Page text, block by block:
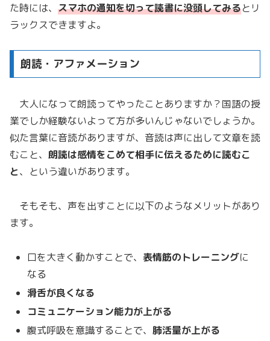
た時には、 スマホの通知を切って読書に没頭してみるとリ
ラックスできますよ。
朗読・アファメーション
大人になって朗読ってやったことありますか？国語の授
業でしか経験ないよって方が多いんじゃないでしょうか。
似た言葉に音読がありますが、音読は声に出して文章を読
むこと、 朗読は感情をこめて相手に伝えるために読むこ
と、という違いがあります。
そもそも、声を出すことに以下のようなメリットがあり
ます。
口を大きく動かすことで、表情筋のトレーニングに
なる
滑舌が良くなる
コミュニケーション能力が上がる
腹式呼吸を意識することで、肺活量が上がる